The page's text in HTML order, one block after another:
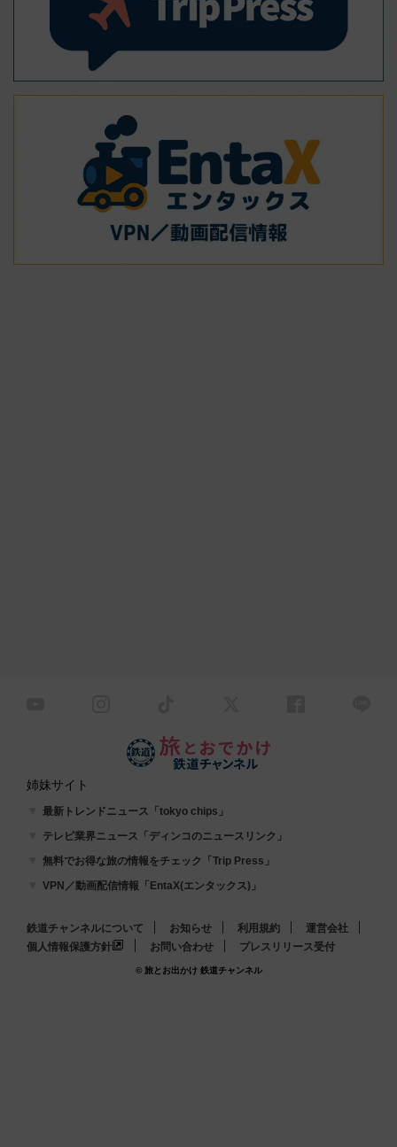
姉妹サイト
最新トレンドニュース「tokyo chips」
テレビ業界ニュース「ディンコのニュースリンク」
無料でお得な旅の情報をチェック「Trip Press」
VPN／動画配信情報「EntaX(エンタックス)」
鉄道チャンネルについて お知らせ 利用規約
運営会社
個人情報保護方針
お問い合わせ プレスリリース受付
© 旅とお出かけ 鉄道チャンネル